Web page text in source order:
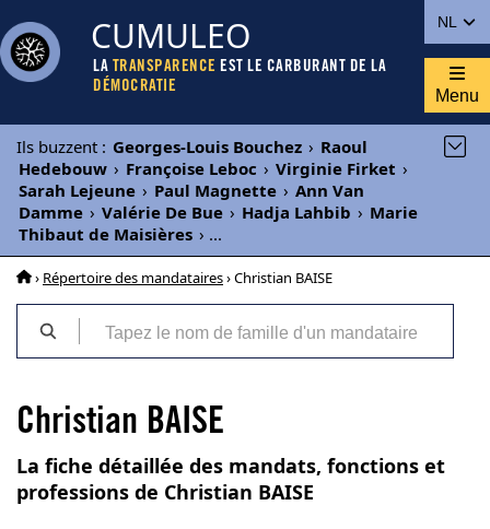
NL
CUMULEO
LA TRANSPARENCE EST LE CARBURANT DE LA
DÉMOCRATIE
Menu
Ils buzzent : Georges-Louis Bouchez › Raoul
Hedebouw › Françoise Leboc › Virginie Firket ›
Sarah Lejeune › Paul Magnette › Ann Van
Damme › Valérie De Bue › Hadja Lahbib › Marie
Thibaut de Maisières › ...
› Répertoire des mandataires› Christian BAISE
Christian BAISE
La fiche détaillée des mandats, fonctions et
professions de Christian BAISE